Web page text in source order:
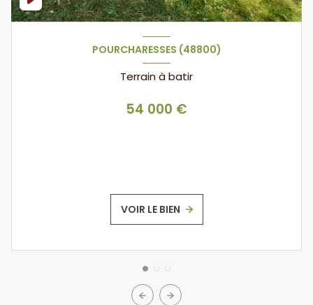
POURCHARESSES (48800)
Terrain à batir
54 000 €
VOIR LE BIEN